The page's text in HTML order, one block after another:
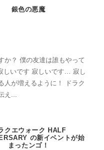
銀色の悪魔
か？ 僕の友達は誰もやって
しいです 寂しいです… 寂し
人が増えるように！ ドラク
え...
クエウォーク HALF
の新イベントが始
まったンゴ！